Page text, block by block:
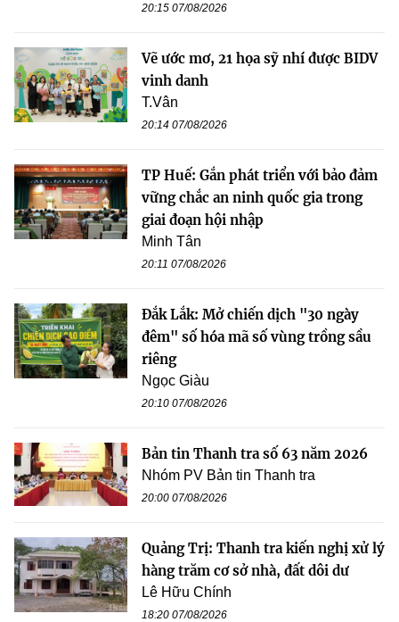
20:15 07/08/2026
Vẽ ước mơ, 21 họa sỹ nhí được BIDV
vinh danh
T.Vân
20:14 07/08/2026
TP Huế: Gắn phát triển với bảo đảm
vững chắc an ninh quốc gia trong
giai đoạn hội nhập
Minh Tân
20:11 07/08/2026
Đắk Lắk: Mở chiến dịch "30 ngày
đêm" số hóa mã số vùng trồng sầu
riêng
Ngọc Giàu
20:10 07/08/2026
Bản tin Thanh tra số 63 năm 2026
Nhóm PV Bản tin Thanh tra
20:00 07/08/2026
Quảng Trị: Thanh tra kiến nghị xử lý
hàng trăm cơ sở nhà, đất dôi dư
Lê Hữu Chính
18:20 07/08/2026